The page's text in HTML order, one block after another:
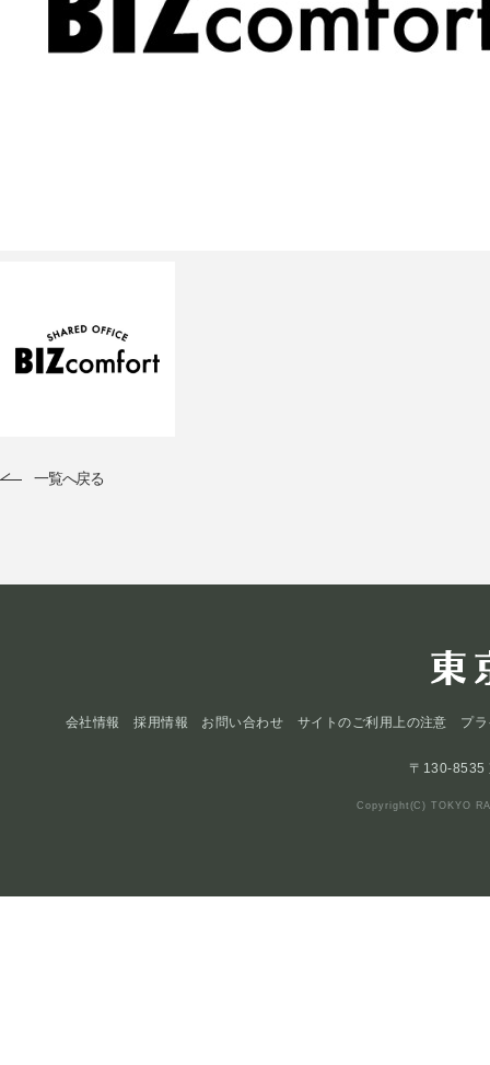
一覧へ戻る
会社情報 採用情報 お問い合わせ サイトのご利用上の注意 プ
〒130-8535
Copyright(C) TOKYO